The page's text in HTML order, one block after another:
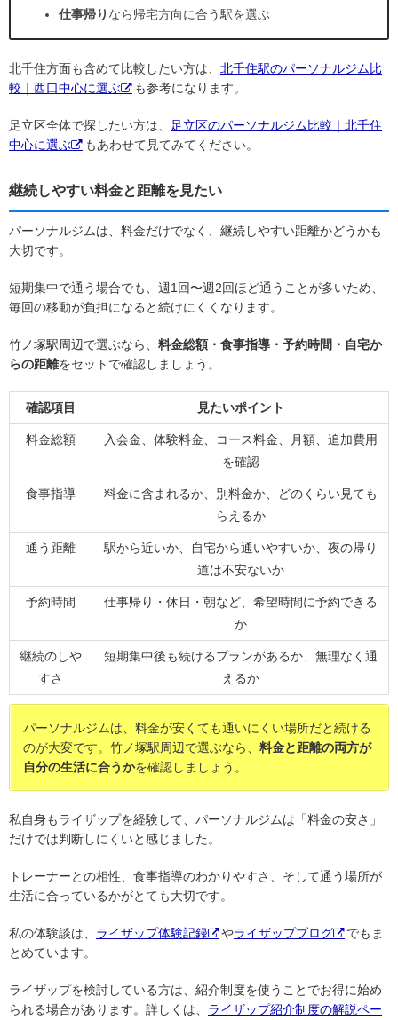
仕事帰り なら帰宅方向に合う駅を選ぶ
北千住方面も含めて比較したい方は、 北千住駅のパーソナルジム比
較｜西口中心に選ぶ
も参考になります。
足立区全体で探したい方は、
足立区のパーソナルジム比較｜北千住
中心に選ぶ
もあわせて見てみてください。
継続しやすい料金と距離を見たい
パーソナルジムは、料金だけでなく、継続しやすい距離かどうかも
大切です。
短期集中で通う場合でも、週1回〜週2回ほど通うことが多いため、
毎回の移動が負担になると続けにくくなります。
竹ノ塚駅周辺で選ぶなら、 料金総額・食事指導・予約時間・自宅か
らの距離をセットで確認しましょう。
確認項目 見たいポイント
料金総額
入会金、体験料金、コース料金、月額、追加費用
を確認
食事指導
料金に含まれるか、別料金か、どのくらい見ても
らえるか
通う距離
駅から近いか、自宅から通いやすいか、夜の帰り
道は不安ないか
予約時間
仕事帰り・休日・朝など、希望時間に予約できる
か
継続のしや
すさ
短期集中後も続けるプランがあるか、無理なく通
えるか
パーソナルジムは、料金が安くても通いにくい場所だと続ける
のが大変です。竹ノ塚駅周辺で選ぶなら、 料金と距離の両方が
自分の生活に合うかを確認しましょう。
私自身もライザップを経験して、パーソナルジムは「料金の安さ」
だけでは判断しにくいと感じました。
トレーナーとの相性、食事指導のわかりやすさ、そして通う場所が
生活に合っているかがとても大切です。
私の体験談は、 ライザップ体験記録 やライザップブログ
でもま
とめています。
ライザップを検討している方は、紹介制度を使うことでお得に始め
られる場合があります。詳しくは、 ライザップ紹介制度の解説ペー